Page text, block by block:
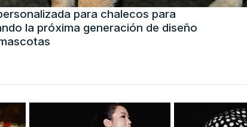
para chalecos para
la próxima generación de diseño